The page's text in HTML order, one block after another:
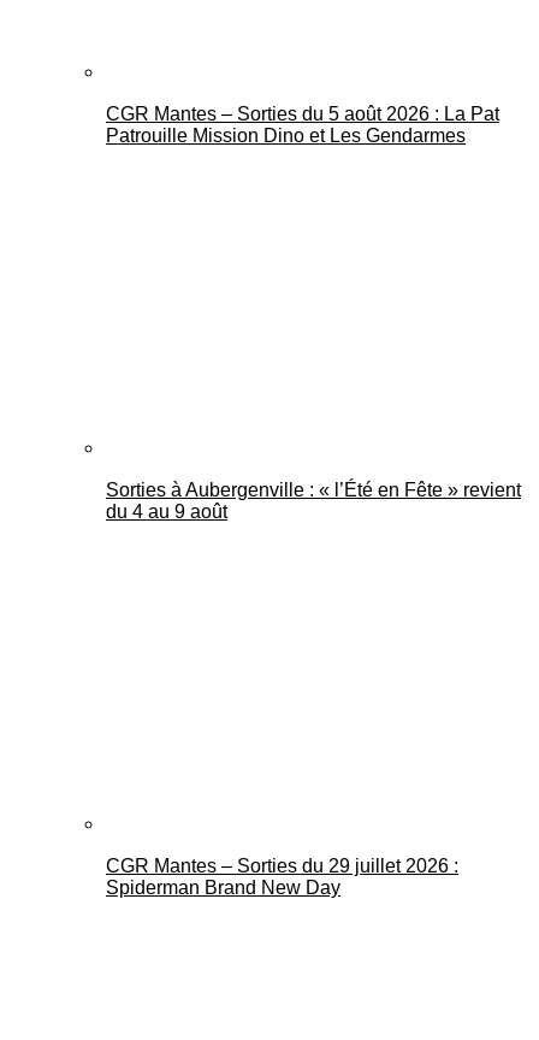
CGR Mantes – Sorties du 5 août 2026 : La Pat
Patrouille Mission Dino et Les Gendarmes
Sorties à Aubergenville : « l’Été en Fête » revient
du 4 au 9 août
CGR Mantes – Sorties du 29 juillet 2026 :
Spiderman Brand New Day